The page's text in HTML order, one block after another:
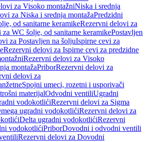
za Visoko montažniNiska i srednja
za Niska i srednja montažaPredzidni
od sanitarne keramikeRezervni delovi za
WC šolje, od sanitarne keramikePostavljen
za Postavljen na šoljuIspirne cevi za
Rezervni delovi za Ispirne cevi za predzidne
Rezervni delovi za Visoko
montažaPriborRezervni delovi za
delovi za
Spojni umeci, rozetni i usporivači
materijalOdvodni ventiliUgradni
vodokotlićiRezervni delovi za Sigma
ugradni vodokotlićiRezervni delovi za
Delta ugradni vodokotlićiRezervni
vodokotlićiPriborDovodni i odvodni ventili
Rezervni delovi za Dovodni